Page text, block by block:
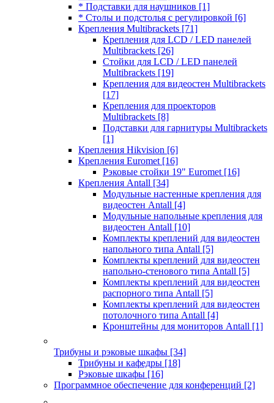
* Подставки для наушников [1]
* Столы и подстолья с регулировкой [6]
Крепления Multibrackets [71]
Крепления для LCD / LED панелей
Multibrackets [26]
Стойки для LCD / LED панелей
Multibrackets [19]
Крепления для видеостен Multibrackets
[17]
Крепления для проекторов
Multibrackets [8]
Подставки для гарнитуры Multibrackets
[1]
Крепления Hikvision [6]
Крепления Euromet [16]
Рэковые стойки 19" Euromet [16]
Крепления Antall [34]
Модульные настенные крепления для
видеостен Antall [4]
Модульные напольные крепления для
видеостен Antall [10]
Комплекты креплений для видеостен
напольного типа Antall [5]
Комплекты креплений для видеостен
напольно-стенового типа Antall [5]
Комплекты креплений для видеостен
распорного типа Antall [5]
Комплекты креплений для видеостен
потолочного типа Antall [4]
Кронштейны для мониторов Antall [1]
Трибуны и рэковые шкафы [34]
Трибуны и кафедры [18]
Рэковые шкафы [16]
Программное обеспечение для конференций [2]